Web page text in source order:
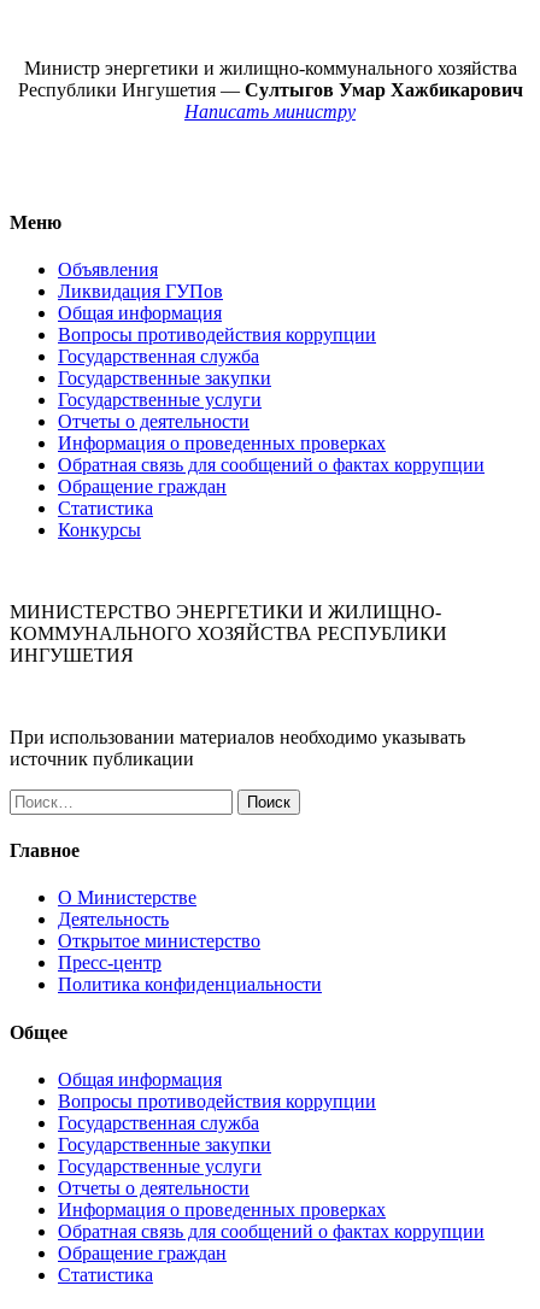
Министр энергетики и жилищно-коммунального хозяйства
Республики Ингушетия — Султыгов Умар Хажбикарович
Написать министру
Меню
Объявления
Ликвидация ГУПов
Общая информация
Вопросы противодействия коррупции
Государственная служба
Государственные закупки
Государственные услуги
Отчеты о деятельности
Информация о проведенных проверках
Обратная связь для сообщений о фактах коррупции
Обращение граждан
Статистика
Конкурсы
МИНИСТЕРСТВО ЭНЕРГЕТИКИ И ЖИЛИЩНО-
КОММУНАЛЬНОГО ХОЗЯЙСТВА РЕСПУБЛИКИ
ИНГУШЕТИЯ
При использовании материалов необходимо указывать
источник публикации
Найти:
Главное
О Министерстве
Деятельность
Открытое министерство
Пресс-центр
Политика конфиденциальности
Общее
Общая информация
Вопросы противодействия коррупции
Государственная служба
Государственные закупки
Государственные услуги
Отчеты о деятельности
Информация о проведенных проверках
Обратная связь для сообщений о фактах коррупции
Обращение граждан
Статистика